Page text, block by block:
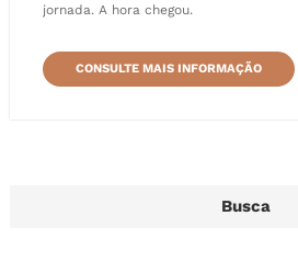
jornada. A hora chegou.
CONSULTE MAIS INFORMAÇÃO
Busca